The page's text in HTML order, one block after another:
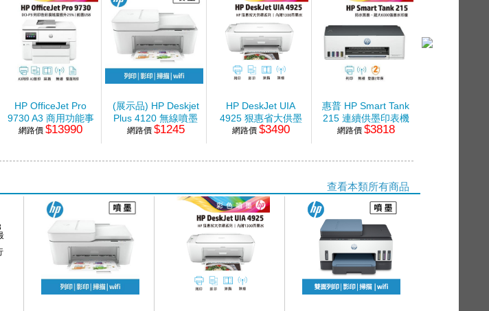
HP OfficeJet Pro
9730 A3 商用功能事
務機
網路價$13990
(展示品) HP Deskjet
Plus 4120 無線噴墨
事務機
網路價 $1245
HP DeskJet UIA
4925 狠惠省大供墨
系列印表機
網路價 $3490
惠普 HP Smart Tank
215 連續供墨印表機
網路價 $3818
查看本類所有商品